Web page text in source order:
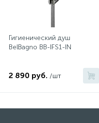
Гигиенический душ
BelBagno BB-IFS1-IN
2 890 руб. /шт